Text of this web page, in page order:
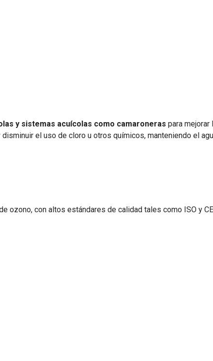
y sistemas acuícolas como camaroneras para mejorar
el uso de cloro u otros químicos, manteniendo el
ozono, con altos estándares de calidad tales como ISO y